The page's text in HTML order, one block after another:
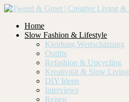
Home
Slow Fashion & Lifestyle
Kleidung Wertschätzung
Outfits
Refashion & Upcycling
Kreativität & Slow Living
DIY Ideen
Interviews
Reisen